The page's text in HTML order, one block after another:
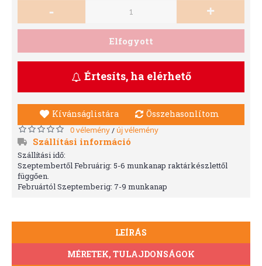
- +
Elfogyott
Értesíts, ha elérhető
Kívánságlistára Összehasonlítom
0 vélemény/ új vélemény
Szállítási információ
Szállítási idő:
Szeptembertől Februárig: 5-6 munkanap raktárkészlettől
függően.
Februártól Szeptemberig: 7-9 munkanap
LEÍRÁS
MÉRETEK, TULAJDONSÁGOK